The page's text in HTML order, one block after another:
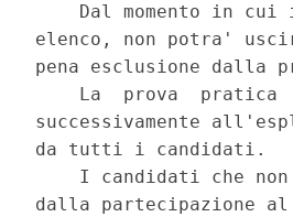
Dal momento in cui
elenco, non potra'
pena esclusione dalla
La  prova  pratica
successivamente
da tutti i candidati.
I candidati che
dalla partecipazione al